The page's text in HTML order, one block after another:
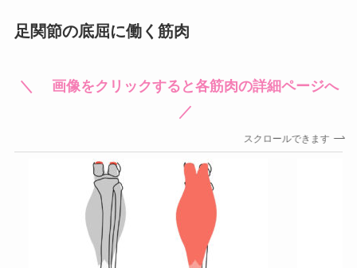
足関節の底屈に働く筋肉
＼ 画像をクリックすると各筋肉の詳細ページへ
／
スクロールできます